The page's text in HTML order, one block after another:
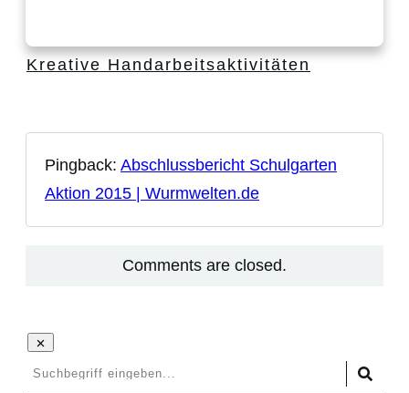
Kreative Handarbeitsaktivitäten
Pingback: Abschlussbericht Schulgarten
Aktion 2015 | Wurmwelten.de
Comments are closed.